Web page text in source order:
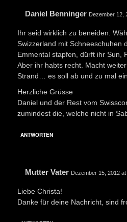
Daniel Benninger Dezember 12,
Ihr seid wirklich zu beneiden.
Swizzerland mit Schneeschuhen
Emmental stapfen, dürft ihr Sun,
Aber ihr habts recht. Macht
Strand… es soll ab und zu mal
Herzliche Grüsse
Daniel und der Rest vom
zumindest die, welche nicht in
ANTWORTEN
Mutter Vater Dezember 15, 2012 at
Liebe Christa!
Danke für deine Nachricht, sind